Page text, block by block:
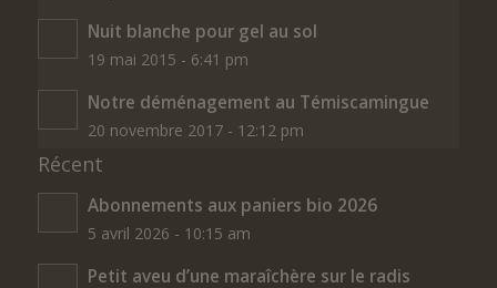
Nuit blanche pour gel au sol
19 mai 2015 - 6:41 pm
Notre déménagement au Témiscamingue
20 novembre 2017 - 12:12 pm
Récent
Abonnements aux paniers bio 2026
5 avril 2026 - 10:15 am
Petit aveu d’une maraîchère sur le radis